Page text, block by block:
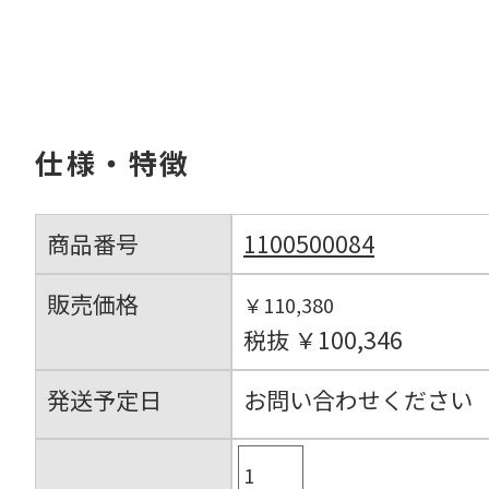
仕様・特徴
商品番号
1100500084
販売価格
￥110,380
税抜 ￥100,346
発送予定日
お問い合わせください